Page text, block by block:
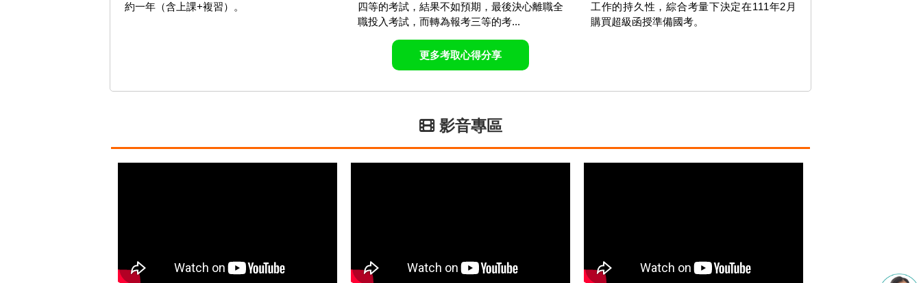
約一年（含上課+複習）。
四等的考試，結果不如預期，最後決心離職全
職投入考試，而轉為報考三等的考...
工作的持久性，綜合考量下決定在111年2月
購買超級函授準備國考。
更多考取心得分享
影音專區